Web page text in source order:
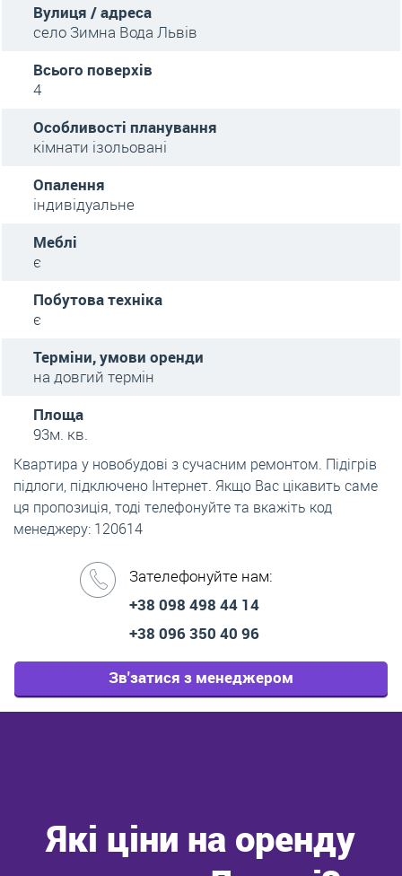
Вулиця / адреса
село Зимна Вода Львів
Всього поверхів
4
Особливості планування
кімнати ізольовані
Опалення
індивідуальне
Меблі
є
Побутова техніка
є
Терміни, умови оренди
на довгий термін
Площа
93м. кв.
Квартира у новобудові з сучасним ремонтом. Підігрів
підлоги, підключено Інтернет. Якщо Вас цікавить саме
ця пропозиція, тоді телефонуйте та вкажіть код
менеджеру: 120614
Зателефонуйте нам:
+38 098 498 44 14
+38 096 350 40 96
Зв'затися з менеджером
Які ціни на оренду